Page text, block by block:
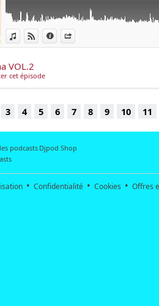
Voir dans iTunes
Voir sur Djpod
Données
VOL.2
cet épisode
3 4 5 6 7 8 9 10 11
podcasts Djpod Shop
Confidentialité Cookies Offres